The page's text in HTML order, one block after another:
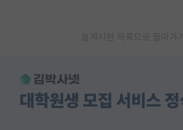
게시판 목록으로 돌아가기